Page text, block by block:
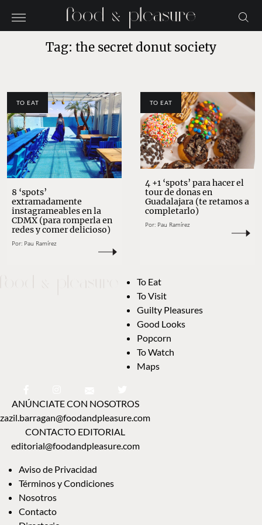
Tag: the secret donut society
TO EAT
8 ‘spots’
extramadamente
instagrameables en la
CDMX (para romperla en
redes y comer delicioso)
Por: Pau Ramírez
TO EAT
4 +1 ‘spots’ para hacer el
tour de donas en
Guadalajara (te retamos a
completarlo)
Por: Pau Ramírez
To Eat
To Visit
Guilty Pleasures
Good Looks
Popcorn
To Watch
Maps
ANÚNCIATE CON NOSOTROS
zazil.barragan@foodandpleasure.com
CONTACTO EDITORIAL
editorial@foodandpleasure.com
Aviso de Privacidad
Términos y Condiciones
Nosotros
Contacto